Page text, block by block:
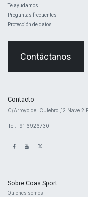
Te ayudamos
Preguntas frecuentes
Protección de datos
Contáctanos
Contacto
​C/Arroyo del Culebro ,12 Nave
Tel.: 91 6926730
Sobre Coas Sport
Quienes ​somos